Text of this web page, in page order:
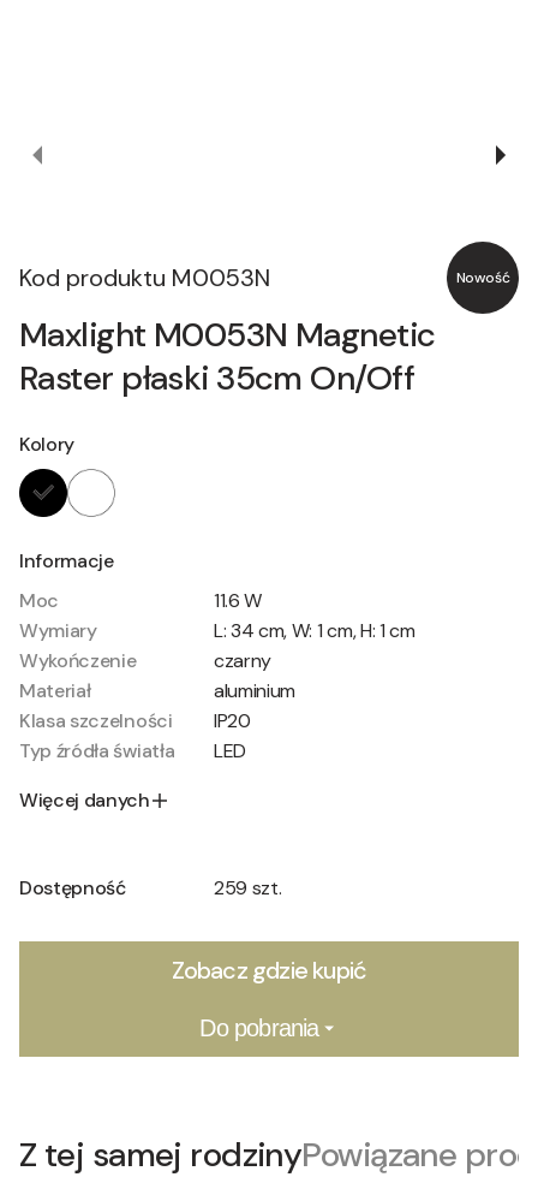
Kod produktu M0053N Nowość
Maxlight M0053N Magnetic
Raster płaski 35cm On/Off
Kolory
Informacje
Moc
11.6 W
Wymiary
L: 34 cm, W: 1 cm, H: 1 cm
Wykończenie
czarny
Materiał
aluminium
Klasa szczelności
IP20
Typ źródła światła
LED
Więcej danych
Dostępność 259 szt.
Zobacz gdzie kupić
Do pobrania
Z tej samej rodzinyPowiązane